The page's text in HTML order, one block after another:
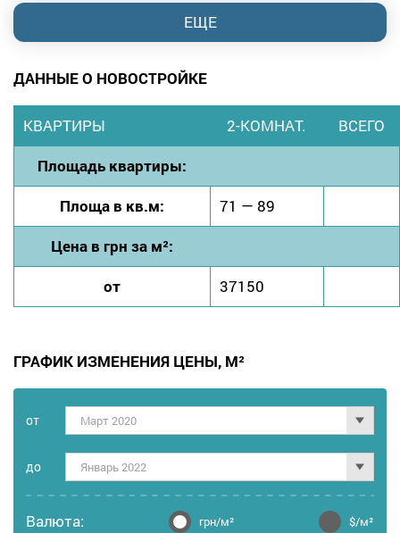
ЕЩЕ
ДАННЫЕ О НОВОСТРОЙКЕ
КВАРТИРЫ 2-КОМНАТ.
ВСЕГО
Площадь квартиры:
Площа в кв.м:
71 — 89
Цена в грн за м²:
от
37150
ГРАФИК ИЗМЕНЕНИЯ ЦЕНЫ, М²
от Март 2020
дo Январь 2022
Валюта: грн/м² $/м²